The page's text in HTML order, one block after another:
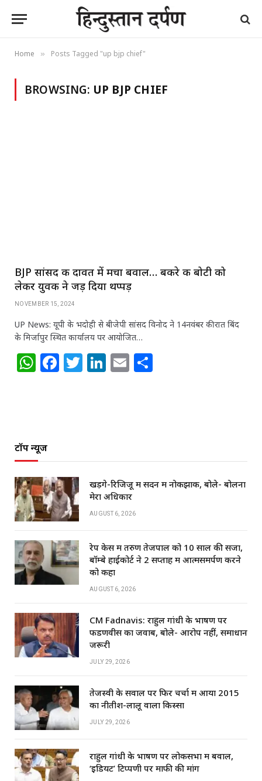
Home » Posts Tagged "up bjp chief"
BROWSING: UP BJP CHIEF
BJP सांसद की दावत में मचा बवाल… बकरे की बोटी को
लेकर युवक ने जड़ दिया थप्पड़
NOVEMBER 15, 2024
UP News: यूपी के भदोही से बीजेपी सांसद विनोद ने 14नवंबर की रात बिंद
के मिर्जापुर स्थित कार्यालय पर आयोजित…
W
p
p
F
o
o
k
T Li
n
E
टॉप न्यूज
खड़गे-रिजिजू में सदन में नोकझोंक, बोले- बोलना
मेरा अधिकार
AUGUST 6, 2026
रेप केस में तरुण तेजपाल को 10 साल की सजा,
बॉम्बे हाईकोर्ट ने 2 सप्ताह में आत्मसमर्पण करने
को कहा
AUGUST 6, 2026
CM Fadnavis: राहुल गांधी के भाषण पर
फडणवीस का जवाब, बोले- आरोप नहीं, समाधान
जरूरी
JULY 29, 2026
तेजस्वी के सवाल पर फिर चर्चा में आया 2015
का नीतीश-लालू वाला किस्सा
JULY 29, 2026
राहुल गांधी के भाषण पर लोकसभा में बवाल,
‘इडियट’ टिप्पणी पर माफी की मांग